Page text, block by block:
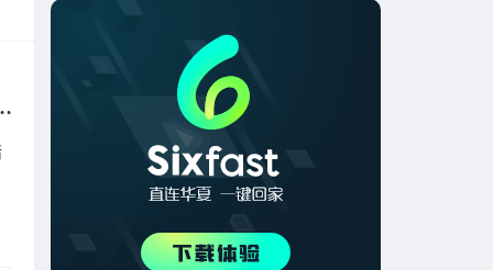
六毫秒海外专属加速器即可解决！